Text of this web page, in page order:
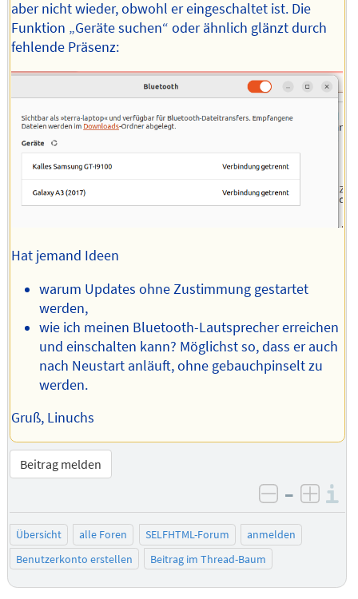
aber nicht wieder, obwohl er eingeschaltet ist. Die
Funktion „Geräte suchen“ oder ähnlich glänzt durch
fehlende Präsenz:
Hat jemand Ideen
warum Updates ohne Zustimmung gestartet
werden,
wie ich meinen Bluetooth-Lautsprecher erreichen
und einschalten kann? Möglichst so, dass er auch
nach Neustart anläuft, ohne gebauchpinselt zu
werden.
Gruß, Linuchs
Beitrag melden
negativ
–
Übersicht alle Foren SELFHTML-Forum
anmelden
Benutzerkonto erstellen
Beitrag im Thread-Baum